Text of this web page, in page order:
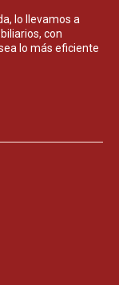
lo llevamos a
con
lo más eficiente